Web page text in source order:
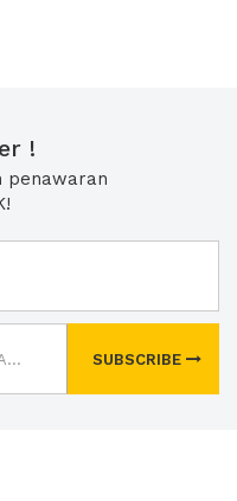
!
penawaran
SUBSCRIBE